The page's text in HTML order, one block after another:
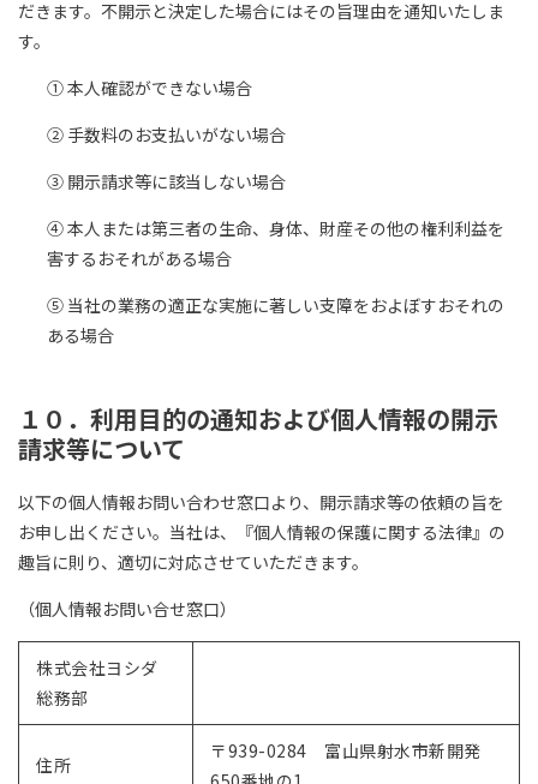
だきます。不開示と決定した場合にはその旨理由を通知いたしま
す。
① 本人確認ができない場合
② 手数料のお支払いがない場合
③ 開示請求等に該当しない場合
④ 本人または第三者の生命、身体、財産その他の権利利益を
害するおそれがある場合
⑤ 当社の業務の適正な実施に著しい支障をおよぼすおそれの
ある場合
１０．利用目的の通知および個人情報の開示
請求等について
以下の個人情報お問い合わせ窓口より、開示請求等の依頼の旨を
お申し出ください。当社は、『個人情報の保護に関する法律』の
趣旨に則り、適切に対応させていただきます。
（個人情報お問い合せ窓口）
株式会社ヨシダ
総務部
住所
〒939-0284 富山県射水市新開発